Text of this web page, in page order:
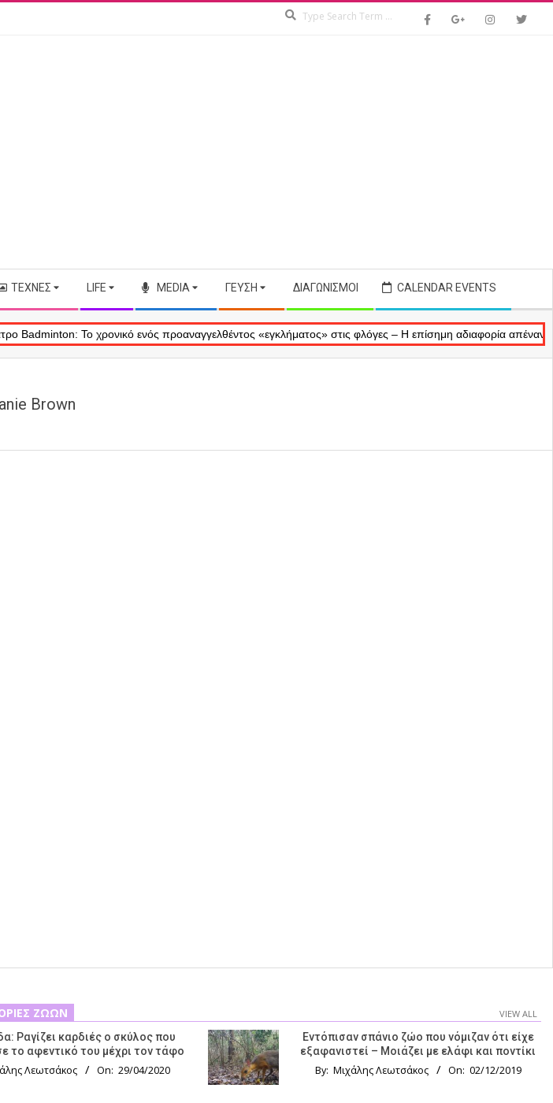
ΤΈΧΝΕΣ LIFE MEDIA ΓΕΎΣΗ ΔΙΑΓΩΝΙΣΜΟΊ CALENDAR EVENTS
Το χρονικό ενός προαναγγελθέντος «εγκλήματος» στις φλόγες – Η επίσημη αδιαφορία απέναντι στις
Brown
ΖΏΩΝ VIEW ALL
Ραγίζει καρδιές ο σκύλος που
το αφεντικό του μέχρι τον τάφο
Λεωτσάκος On: 29/04/2020
Εντόπισαν σπάνιο ζώο που νόμιζαν ότι είχε
εξαφανιστεί – Μοιάζει με ελάφι και ποντίκι
By: Μιχάλης Λεωτσάκος On: 02/12/2019